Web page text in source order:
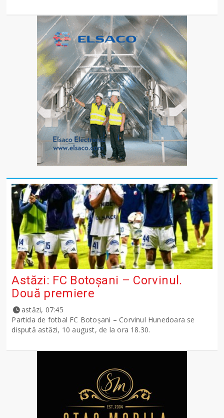
Astăzi: FC Botoșani – Corvinul.
Două premiere
astăzi, 07:45
Partida de fotbal FC Botoșani – Corvinul Hunedoara se
dispută astăzi, 10 august, de la ora 18.30.